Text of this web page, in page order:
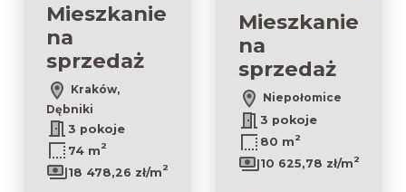
Mieszkanie
na
sprzedaż
Kraków,
Dębniki
3 pokoje
74 m2
18 478,26 zł/m2
Mieszkanie
na
sprzedaż
Niepołomice
3 pokoje
80 m2
10 625,78 zł/m2